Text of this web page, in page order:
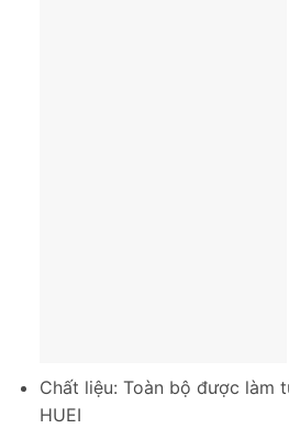
Chất liệu: Toàn bộ được làm
HUEI